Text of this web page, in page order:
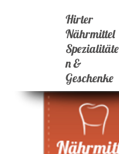
Hirter
Nährmittel
Spezialitäte
n &
Geschenke